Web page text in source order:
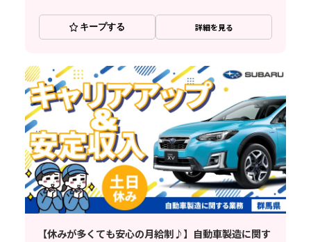
キープする 詳細を見る
【休みが多くても安心の月給制♪】自動車製造に関す